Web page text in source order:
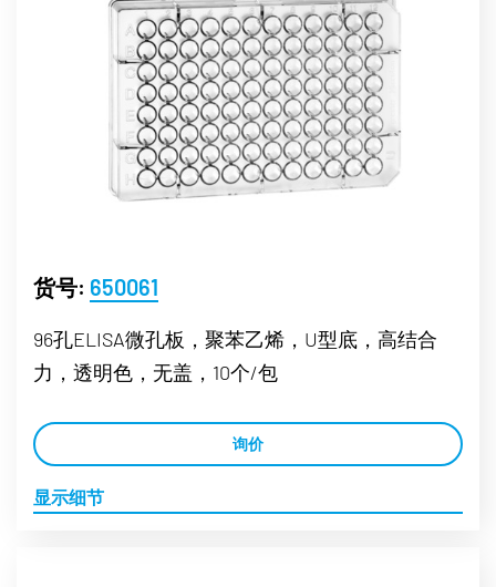
货号: 650061
96孔ELISA微孔板，聚苯乙烯，U型底，高结合
力，透明色，无盖，10个/包
询价
显示细节